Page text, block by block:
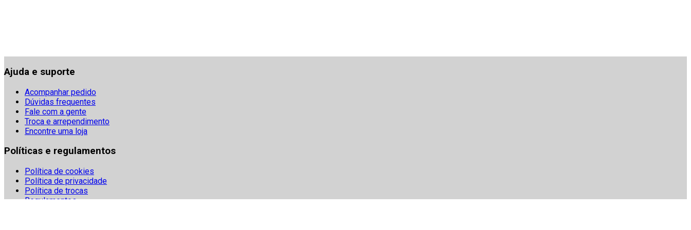
Ajuda e suporte
Acompanhar pedido
Dúvidas frequentes
Fale com a gente
Troca e arrependimento
Encontre uma loja
Políticas e regulamentos
Política de cookies
Política de privacidade
Política de trocas
Regulamentos